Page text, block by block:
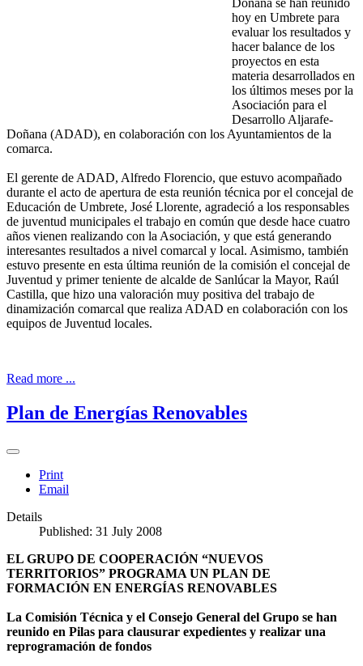
Doñana se han reunido
hoy en Umbrete para
evaluar los resultados y
hacer balance de los
proyectos en esta
materia desarrollados en
los últimos meses por la
Asociación para el
Desarrollo Aljarafe-
Doñana (ADAD), en colaboración con los Ayuntamientos de la
comarca.
El gerente de ADAD, Alfredo Florencio, que estuvo acompañado
durante el acto de apertura de esta reunión técnica por el concejal de
Educación de Umbrete, José Llorente, agradeció a los responsables
de juventud municipales el trabajo en común que desde hace cuatro
años vienen realizando con la Asociación, y que está generando
interesantes resultados a nivel comarcal y local. Asimismo, también
estuvo presente en esta última reunión de la comisión el concejal de
Juventud y primer teniente de alcalde de Sanlúcar la Mayor, Raúl
Castilla, que hizo una valoración muy positiva del trabajo de
dinamización comarcal que realiza ADAD en colaboración con los
equipos de Juventud locales.
Read more ...
Plan de Energías Renovables
Print
Email
Details
Published: 31 July 2008
EL GRUPO DE COOPERACIÓN “NUEVOS
TERRITORIOS” PROGRAMA UN PLAN DE
FORMACIÓN EN ENERGÍAS RENOVABLES
La Comisión Técnica y el Consejo General del Grupo se han
reunido en Pilas para clausurar expedientes y realizar una
reprogramación de fondos